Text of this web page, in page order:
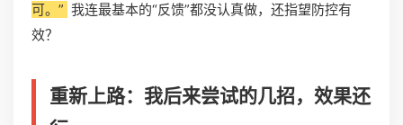
可。” 我连最基本的“反馈”都没认真做，还指望防控有
效？
重新上路：我后来尝试的几招，效果还